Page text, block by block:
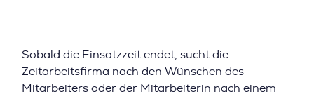
Sobald die Einsatzzeit endet, sucht die
Zeitarbeitsfirma nach den Wünschen des
Mitarbeiters oder der Mitarbeiterin nach einem